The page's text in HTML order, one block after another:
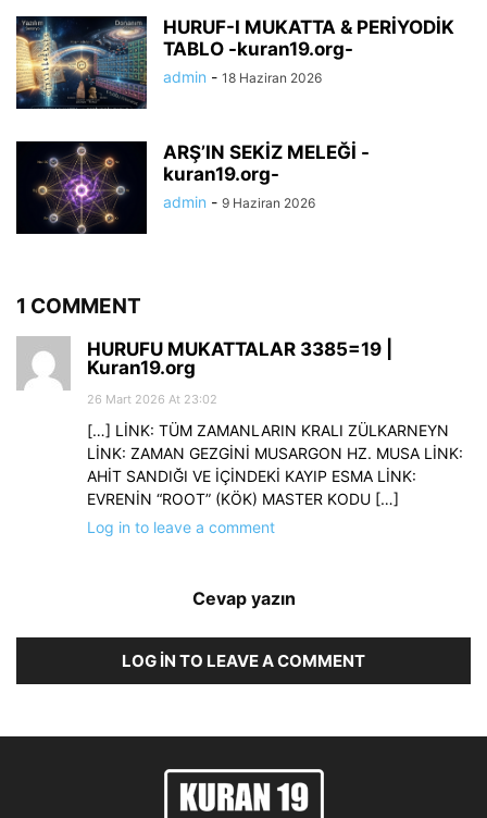
HURUF-I MUKATTA & PERİYODİK
TABLO -kuran19.org-
admin - 18 Haziran 2026
ARŞ’IN SEKİZ MELEĞİ -
kuran19.org-
admin - 9 Haziran 2026
1 COMMENT
HURUFU MUKATTALAR 3385=19 |
Kuran19.org
26 Mart 2026 At 23:02
[…] LİNK: TÜM ZAMANLARIN KRALI ZÜLKARNEYN
LİNK: ZAMAN GEZGİNİ MUSARGON HZ. MUSA LİNK:
AHİT SANDIĞI VE İÇİNDEKİ KAYIP ESMA LİNK:
EVRENİN “ROOT” (KÖK) MASTER KODU […]
Log in to leave a comment
Cevap yazın
LOG IN TO LEAVE A COMMENT